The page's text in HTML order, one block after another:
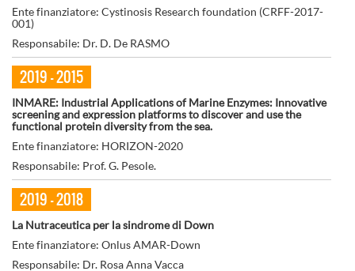
Ente finanziatore: Cystinosis Research foundation (CRFF-2017-
001)
Responsabile: Dr. D. De RASMO
2019 - 2015
INMARE: Industrial Applications of Marine Enzymes: Innovative
screening and expression platforms to discover and use the
functional protein diversity from the sea.
Ente finanziatore: HORIZON-2020
Responsabile: Prof. G. Pesole.
2019 - 2018
La Nutraceutica per la sindrome di Down
Ente finanziatore: Onlus AMAR-Down
Responsabile: Dr. Rosa Anna Vacca